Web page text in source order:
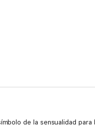
de la sensualidad